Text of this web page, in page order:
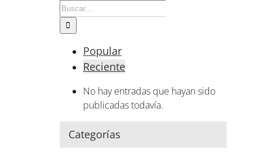
Buscar:
Popular
Reciente
No hay entradas que hayan sido
publicadas todavía.
Categorías